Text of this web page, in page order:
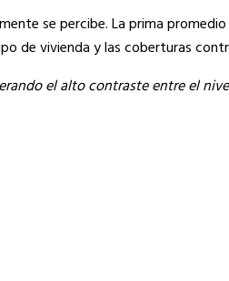
se percibe. La prima
de vivienda y las coberturas
el alto contraste entre el